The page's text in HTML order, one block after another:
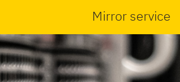
Mirror service